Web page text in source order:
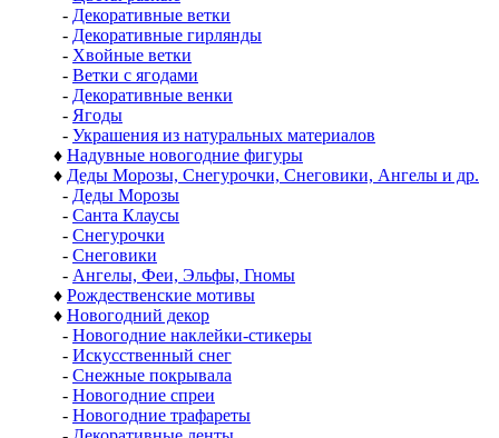
- Декоративные ветки
- Декоративные гирлянды
- Хвойные ветки
- Ветки с ягодами
- Декоративные венки
- Ягоды
- Украшения из натуральных материалов
♦ Надувные новогодние фигуры
♦ Деды Морозы, Снегурочки, Снеговики, Ангелы и др.
- Деды Морозы
- Санта Клаусы
- Снегурочки
- Снеговики
- Ангелы, Феи, Эльфы, Гномы
♦ Рождественские мотивы
♦ Новогодний декор
- Новогодние наклейки-стикеры
- Искусственный снег
- Снежные покрывала
- Новогодние спреи
- Новогодние трафареты